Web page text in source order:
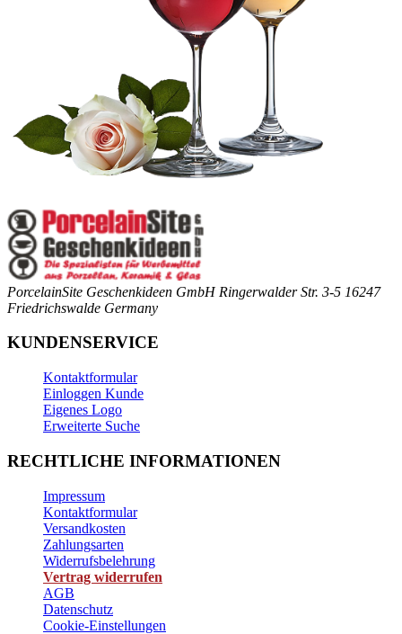
PorcelainSite Geschenkideen GmbH Ringerwalder Str. 3-5 16247
Friedrichswalde Germany
KUNDENSERVICE
Kontaktformular
Einloggen Kunde
Eigenes Logo
Erweiterte Suche
RECHTLICHE INFORMATIONEN
Impressum
Kontaktformular
Versandkosten
Zahlungsarten
Widerrufsbelehrung
Vertrag widerrufen
AGB
Datenschutz
Cookie-Einstellungen